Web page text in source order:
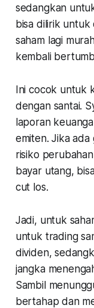
sedangkan
bisa dilirik
saham lagi
kembali
Ini cocok untuk
dengan santai.
laporan
emiten. Jika
risiko
bayar utang,
cut los.
Jadi, untuk
untuk trading
dividen,
jangka
Sambil
bertahap dan